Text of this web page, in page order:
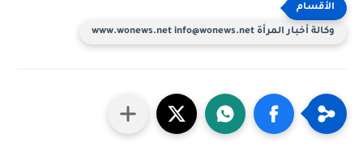
وكالة أخبار المرأة www.wonews.net info@wonews.net